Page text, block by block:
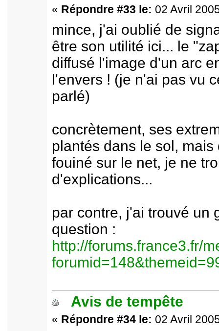
« Répondre #33 le: 02 Avril
mince, j'ai oublié de
être son utilité ici... le
diffusé l'image d'un arc
l'envers ! (je n'ai pas vu
parlé)
concrètement, ses
plantés dans le sol,
fouiné sur le net, je ne
d'explications...
par contre, j'ai trouvé un
question :
http://forums.france3.fr/
Avis de tempête
« Répondre #34 le: 02 Avril